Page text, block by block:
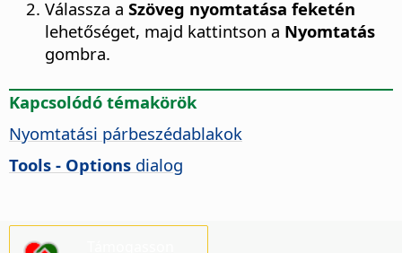
Válassza a Szöveg nyomtatása feketén
lehetőséget, majd kattintson a Nyomtatás
gombra.
Kapcsolódó témakörök
Nyomtatási párbeszédablakok
Tools - Options dialog